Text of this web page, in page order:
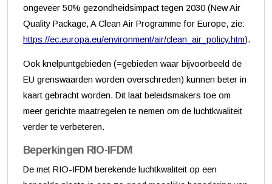
ongeveer 50% gezondheidsimpact tegen 2030 (New Air
Quality Package, A Clean Air Programme for Europe, zie:
https://ec.europa.eu/environment/air/clean_air_policy.htm).
Ook knelpuntgebieden (=gebieden waar bijvoorbeeld de
EU grenswaarden worden overschreden) kunnen beter in
kaart gebracht worden. Dit laat beleidsmakers toe om
meer gerichte maatregelen te nemen om de luchtkwaliteit
verder te verbeteren.
Beperkingen RIO-IFDM
De met RIO-IFDM berekende luchtkwaliteit op een